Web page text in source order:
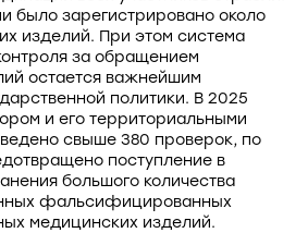
было зарегистрировано около
изделий. При этом система
за обращением
остается важнейшим
политики. В 2025
и его территориальными
свыше 380 проверок, по
поступление в
большого количества
фальсифицированных
медицинских изделий.